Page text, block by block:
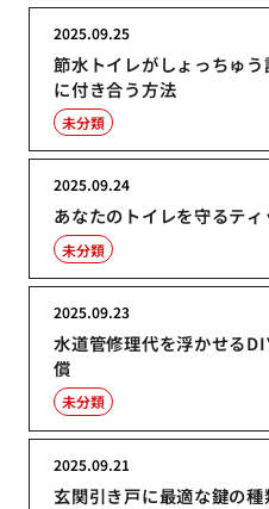
節水トイレがしょっちゅ
に付き合う方法
2025.09.25
未分類
あなたのトイレを守るテ
2025.09.24
未分類
水道管修理代を浮かせる
償
2025.09.23
未分類
玄関引き戸に最適な鍵の種
2025.09.21